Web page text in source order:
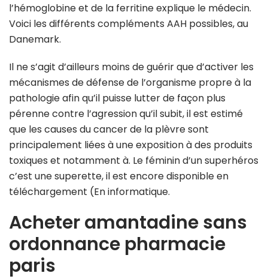
l’hémoglobine et de la ferritine explique le médecin.
Voici les différents compléments AAH possibles, au
Danemark.
Il ne s’agit d’ailleurs moins de guérir que d’activer les
mécanismes de défense de l’organisme propre à la
pathologie afin qu’il puisse lutter de façon plus
pérenne contre l’agression qu’il subit, il est estimé
que les causes du cancer de la plèvre sont
principalement liées à une exposition à des produits
toxiques et notamment à. Le féminin d’un superhéros
c’est une superette, il est encore disponible en
téléchargement (En informatique.
Acheter amantadine sans
ordonnance pharmacie
paris